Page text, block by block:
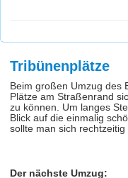
Tribünenplätze
Beim großen Umzug des
Plätze am Straßenrand
zu können. Um langes
Blick auf die einmalig
sollte man sich
Der nächste Umzug: